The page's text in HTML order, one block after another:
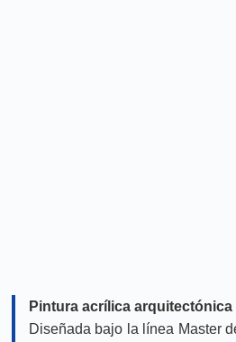
Pintura acrílica
Diseñada bajo la línea Master